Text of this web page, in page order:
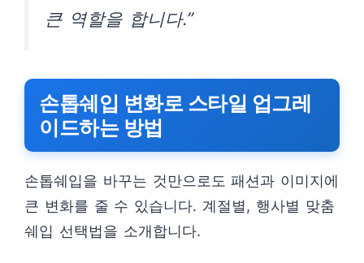
큰 역할을 합니다.”
손톱쉐입 변화로 스타일 업그레
이드하는 방법
손톱쉐입을 바꾸는 것만으로도 패션과 이미지에
큰 변화를 줄 수 있습니다. 계절별, 행사별 맞춤
쉐입 선택법을 소개합니다.